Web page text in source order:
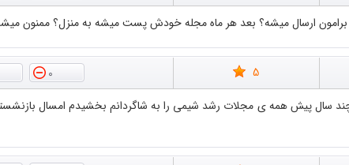
ارسال میشه؟ بعد هر ماه مجله خودش پست میشه به منزل؟ ممنون
5
0
سال پیش همه ی مجلات رشد شیمی را به شاگردانم بخشیدم امسال